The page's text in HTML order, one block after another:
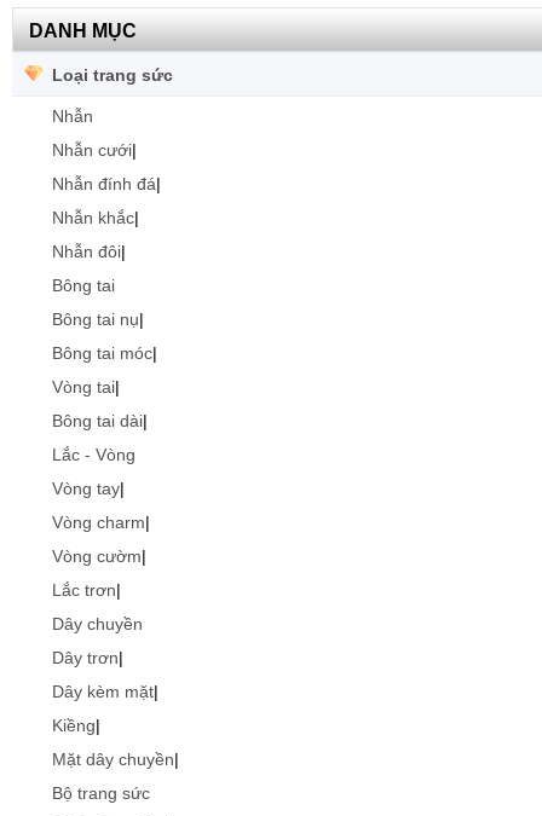
DANH MỤC
Loại trang sức
Nhẫn
Nhẫn cưới|
Nhẫn đính đá|
Nhẫn khắc|
Nhẫn đôi|
Bông tai
Bông tai nụ|
Bông tai móc|
Vòng tai|
Bông tai dài|
Lắc - Vòng
Vòng tay|
Vòng charm|
Vòng cườm|
Lắc trơn|
Dây chuyền
Dây trơn|
Dây kèm mặt|
Kiềng|
Mặt dây chuyền|
Bộ trang sức